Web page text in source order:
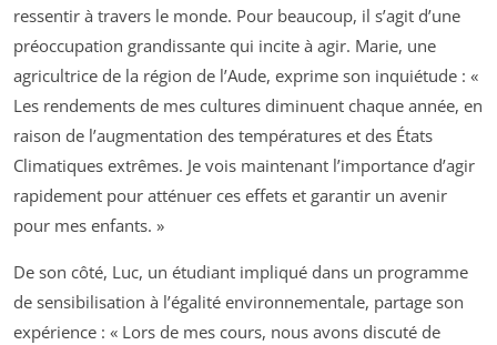
ressentir à travers le monde. Pour beaucoup, il s’agit d’une
préoccupation grandissante qui incite à agir. Marie, une
agricultrice de la région de l’Aude, exprime son inquiétude : «
Les rendements de mes cultures diminuent chaque année, en
raison de l’augmentation des températures et des États
Climatiques extrêmes. Je vois maintenant l’importance d’agir
rapidement pour atténuer ces effets et garantir un avenir
pour mes enfants. »
De son côté, Luc, un étudiant impliqué dans un programme
de sensibilisation à l’égalité environnementale, partage son
expérience : « Lors de mes cours, nous avons discuté de